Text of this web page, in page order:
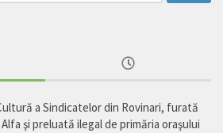
a Sindicatelor din Rovinari, furată
şi preluată ilegal de primăria oraşului